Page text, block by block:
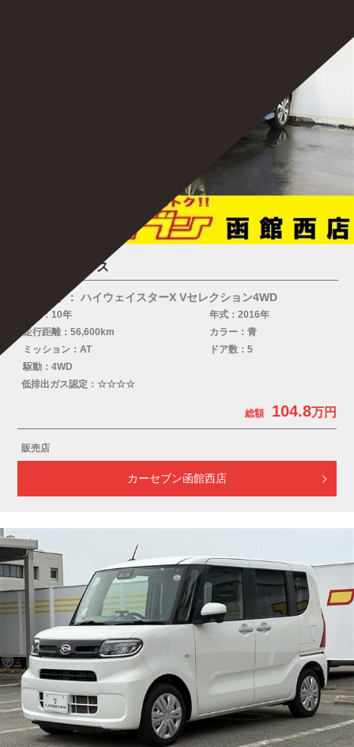
デイズルークス
グレード： ハイウェイスターX Vセレクション4WD
車検：10年
年式：2016年
走行距離：56,600km
カラー：青
ミッション：AT
ドア数：5
駆動：4WD
低排出ガス認定：☆☆☆☆
104.8
販売店
カーセブン函館西店